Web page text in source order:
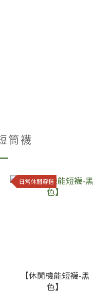
筒襪
日常休閒穿搭
【休閒機能短襪-黑
色】